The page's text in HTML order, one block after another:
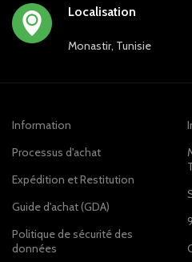
Localisation
Monastir, Tunisie
Information
Processus d'achat
Expédition et Restitution
Guide d'achat (GDA)
Politique de sécurité des
données